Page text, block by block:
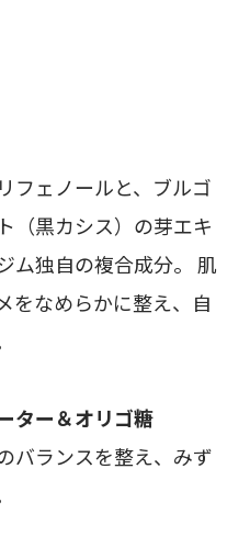
フェノールと、ブルゴ
（黒カシス）の芽エキ
ム独自の複合成分。 肌
をなめらかに整え、自
ター＆オリゴ糖
バランスを整え、みず